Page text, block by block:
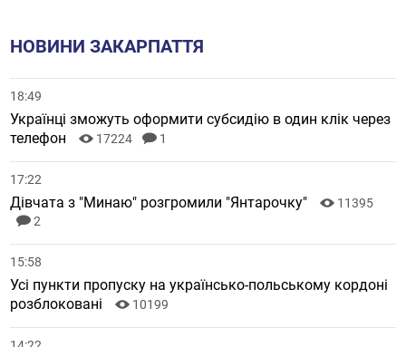
НОВИНИ ЗАКАРПАТТЯ
18:49
Українці зможуть оформити субсидію в один клік через
телефон
17224 1
17:22
Дівчата з "Минаю" розгромили "Янтарочку"
11395
2
15:58
Усі пункти пропуску на українсько-польському кордоні
розблоковані
10199